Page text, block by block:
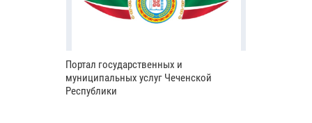
Портал государственных и
муниципальных услуг Чеченской
Республики